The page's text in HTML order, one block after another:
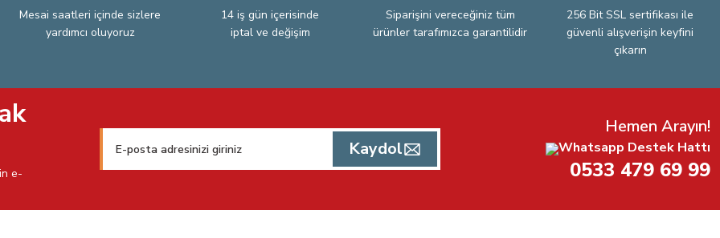
Mesai saatleri içinde sizlere
yardımcı oluyoruz
14 iş gün içerisinde
iptal ve değişim
Siparişini vereceğiniz tüm
ürünler tarafımızca garantilidir
256 Bit SSL sertifikası ile
güvenli alışverişin keyfini
çıkarın
e-
Kaydol
Hemen Arayın!
Whatsapp Destek Hattı
0533 479 69 99